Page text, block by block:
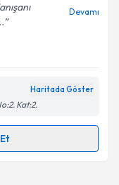
belirtilen
Devamı
Haritada Göster
Kat:2.